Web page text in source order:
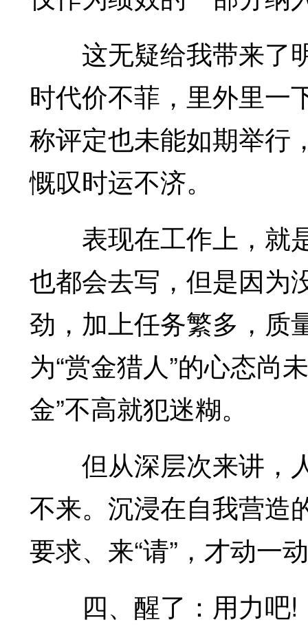
这无疑给我带来了
时代价不菲，里外里一
称评定也未能如期举行
慨叹时运不济。
表现在工作上，就
也都会去写，但是因为
劲，加上任务繁多，质
为“赏金猎人”的心态尚
金”不高就犯迷糊。
但从深层次来讲，
不来。沉浸在自我营造
要求、来“请”，才动一
四、醒了：用力吧!